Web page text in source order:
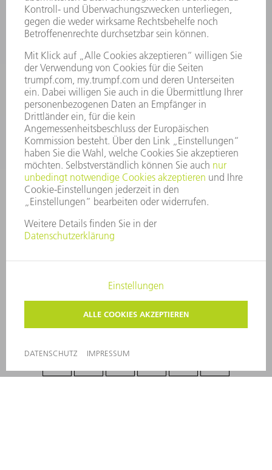
MASCHINEN & SYSTEME
LASER
LEISTUNGSELEKTRONIK
SMART FACTORY
SOFTWARE
SERVICES
ANWENDUNGEN
BRANCHEN
UNTERNEHMEN
KARRIERE
STELLENANGEBOTE
UNTERNEHMENSPROFIL
VORSTAND
GESCHÄFTSBERICHT
UNTERNEHMENSGRUNDSÄTZE
COMPLIANCE
SECURITY
PRESSEMITTEILUNGEN
LIEFERANTEN
UNTERNEHMENSFÜHRUNG